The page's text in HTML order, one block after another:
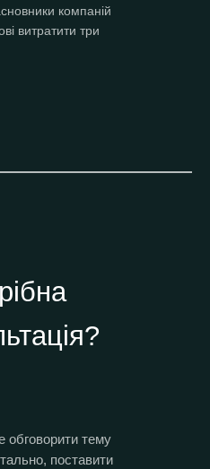
компаній
витратити три
обговорити тему
поставити